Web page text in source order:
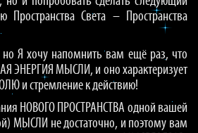
Света – Пространства
Я хочу напомнить вам ещё раз, что
ЭНЕРГИЯ МЫСЛИ, и оно характеризует
и стремление к действию!
НОВОГО ПРОСТРАНСТВА одной вашей
МЫСЛИ не достаточно, и поэтому вам